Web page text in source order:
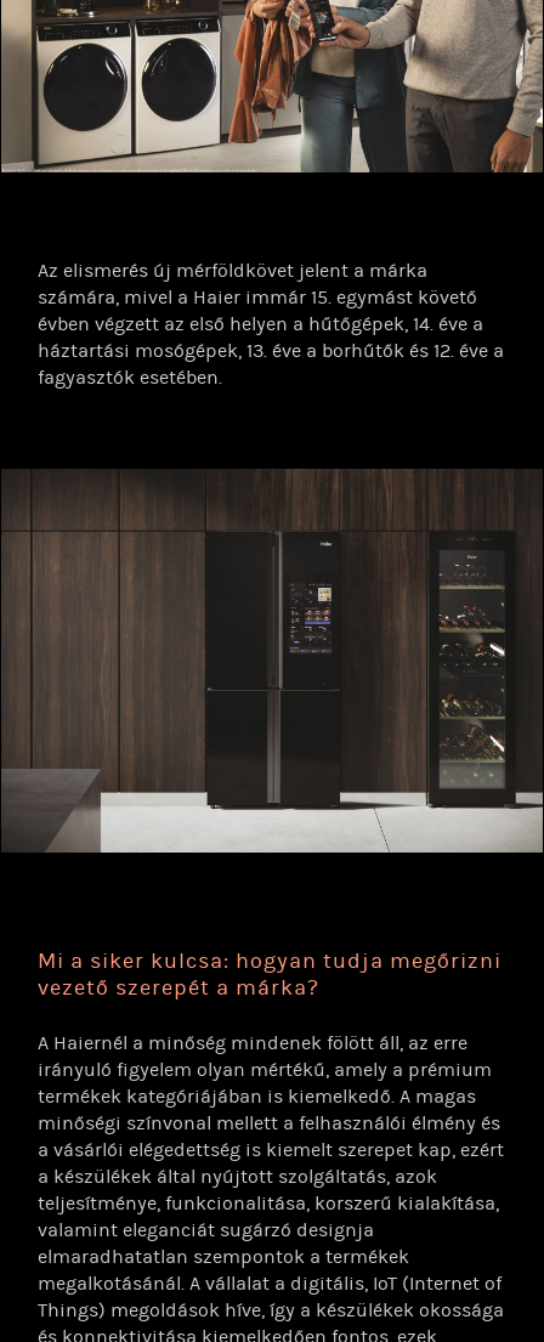
Az elismerés új mérföldkövet jelent a márka
számára, mivel a Haier immár 15. egymást követő
évben végzett az első helyen a hűtőgépek, 14. éve a
háztartási mosógépek, 13. éve a borhűtők és 12. éve a
fagyasztók esetében.
Mi a siker kulcsa: hogyan tudja megőrizni
vezető szerepét a márka?
A Haiernél a minőség mindenek fölött áll, az erre
irányuló figyelem olyan mértékű, amely a prémium
termékek kategóriájában is kiemelkedő. A magas
minőségi színvonal mellett a felhasználói élmény és
a vásárlói elégedettség is kiemelt szerepet kap, ezért
a készülékek által nyújtott szolgáltatás, azok
teljesítménye, funkcionalitása, korszerű kialakítása,
valamint eleganciát sugárzó designja
elmaradhatatlan szempontok a termékek
megalkotásánál. A vállalat a digitális, IoT (Internet of
Things) megoldások híve, így a készülékek okossága
és konnektivitása kiemelkedően fontos, ezek